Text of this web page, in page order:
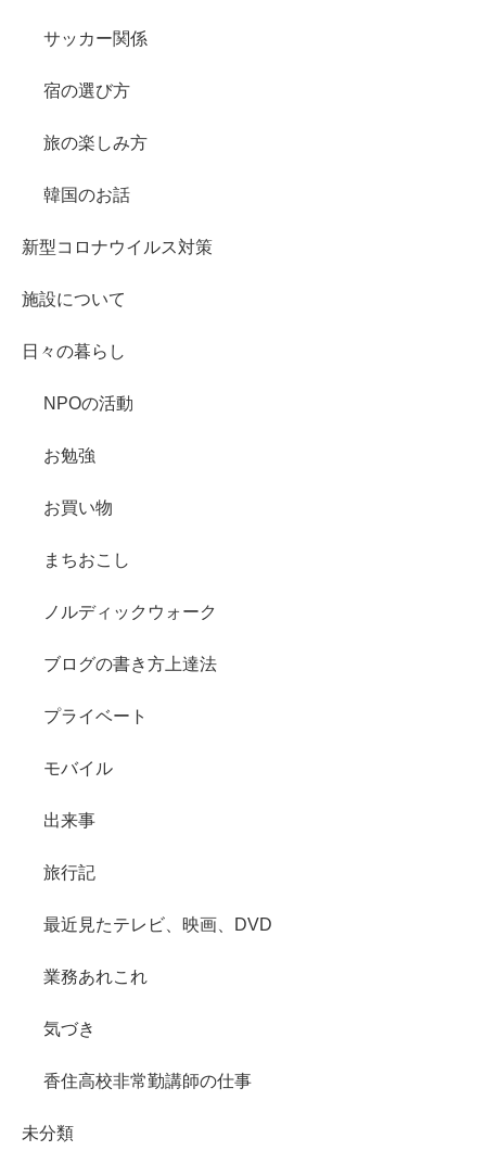
サッカー関係
宿の選び方
旅の楽しみ方
韓国のお話
新型コロナウイルス対策
施設について
日々の暮らし
NPOの活動
お勉強
お買い物
まちおこし
ノルディックウォーク
ブログの書き方上達法
プライベート
モバイル
出来事
旅行記
最近見たテレビ、映画、DVD
業務あれこれ
気づき
香住高校非常勤講師の仕事
未分類